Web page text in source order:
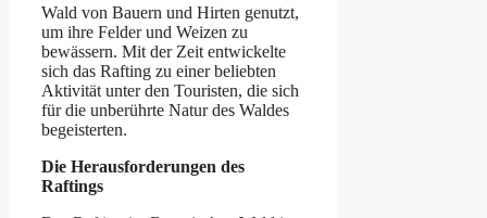
Wald von Bauern und Hirten genutzt,
um ihre Felder und Weizen zu
bewässern. Mit der Zeit entwickelte
sich das Rafting zu einer beliebten
Aktivität unter den Touristen, die sich
für die unberührte Natur des Waldes
begeisterten.
Die Herausforderungen des
Raftings